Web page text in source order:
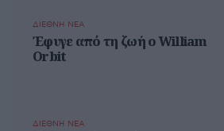
ΔΙΕΘΝΗ ΝΕΑ
Έφυγε από τη ζωή ο William
Orbit
ΔΙΕΘΝΗ ΝΕΑ